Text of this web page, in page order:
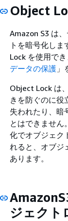
Object
Amazon S3 は
トを暗号化し
Lock を使用で
データの保護 」
Object Lock は
きを防ぐのに役
失われたり、暗
とはできません
化でオブジェク
れると、オブジ
あります。
ジェクト